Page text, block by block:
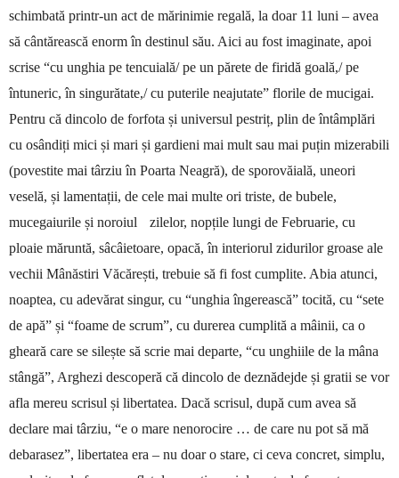
schimbată printr-un act de mărinimie regală, la doar 11 luni – avea
să cân­tă­rească enorm în destinul său. Aici au fost ima­gi­nate, apoi
scrise “cu unghia pe tencuială/ pe un pă­rete de firidă goală,/ pe
întuneric, în singu­rătate,/ cu puterile neajutate” florile de mucigai.
Pentru că dincolo de forfota și universul pestriț, plin de în­tâmplări
cu osândiți mici și mari și gardieni mai mult sau mai puțin mizerabili
(povestite mai târziu în Poarta Neagră), de sporovăială, uneori
veselă, și lamentații, de cele mai multe ori triste, de bubele,
mucegaiurile și noroiul zilelor, nopțile lungi de Fe­brua­rie, cu
ploaie măruntă, sâcâietoare, opacă, în in­teriorul zidurilor groase ale
vechii Mânăstiri Vă­cărești, trebuie să fi fost cumplite. Abia atunci,
noap­tea, cu adevărat singur, cu “unghia îngerească” tocită, cu “sete
de apă” și “foame de scrum”, cu du­rerea cumplită a mâinii, ca o
gheară care se silește să scrie mai departe, “cu unghiile de la mâna
stân­gă”, Arghezi descoperă că dincolo de deznădejde și gratii se vor
afla mereu scrisul și li­ber­tatea. Dacă scrisul, după cum avea să
declare mai târziu, “e o mare nenorocire … de care nu pot să mă
debarasez”, libertatea era – nu doar o stare, ci ceva concret, simplu,